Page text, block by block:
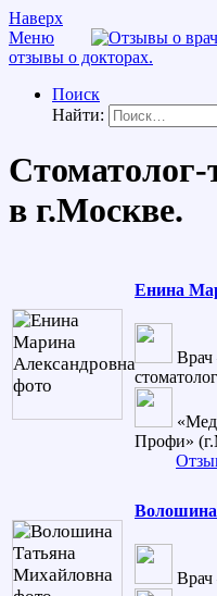
Наверх
Меню
отзывы о докторах.
Поиск
Найти:
Стоматолог-
в г.Москве.
Енина
Врач
Профи»
Врач